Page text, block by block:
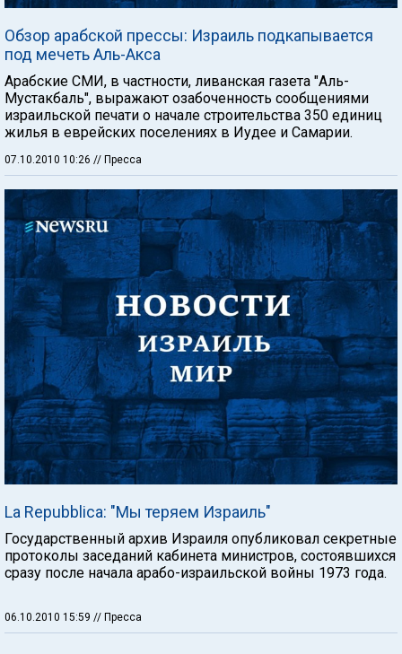
Обзор арабской прессы: Израиль подкапывается
под мечеть Аль-Акса
Арабские СМИ, в частности, ливанская газета "Аль-
Мустакбаль", выражают озабоченность сообщениями
израильской печати о начале строительства 350 единиц
жилья в еврейских поселениях в Иудее и Самарии.
07.10.2010 10:26 // Пресса
La Repubblica: "Мы теряем Израиль"
Государственный архив Израиля опубликовал секретные
протоколы заседаний кабинета министров, состоявшихся
сразу после начала арабо-израильской войны 1973 года.
06.10.2010 15:59 // Пресса